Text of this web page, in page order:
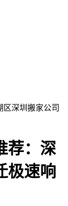
区深圳搬家公司
荐：深
极速响